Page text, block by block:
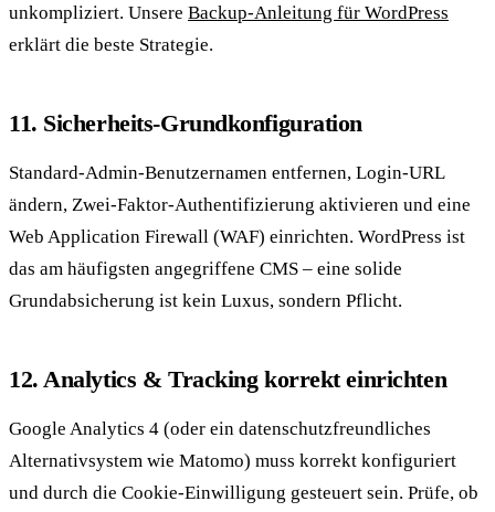
unkompliziert. Unsere Backup-Anleitung für WordPress
erklärt die beste Strategie.
11. Sicherheits-Grundkonfiguration
Standard-Admin-Benutzernamen entfernen, Login-URL
ändern, Zwei-Faktor-Authentifizierung aktivieren und eine
Web Application Firewall (WAF) einrichten. WordPress ist
das am häufigsten angegriffene CMS – eine solide
Grundabsicherung ist kein Luxus, sondern Pflicht.
12. Analytics & Tracking korrekt einrichten
Google Analytics 4 (oder ein datenschutzfreundliches
Alternativsystem wie Matomo) muss korrekt konfiguriert
und durch die Cookie-Einwilligung gesteuert sein. Prüfe, ob